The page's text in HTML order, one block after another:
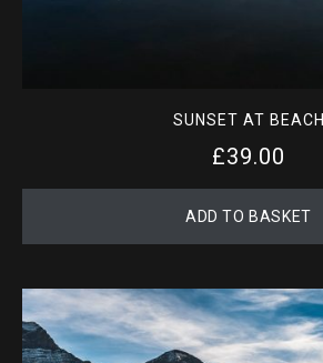
SUNSET AT BEACH
£39.00
ADD TO BASKET